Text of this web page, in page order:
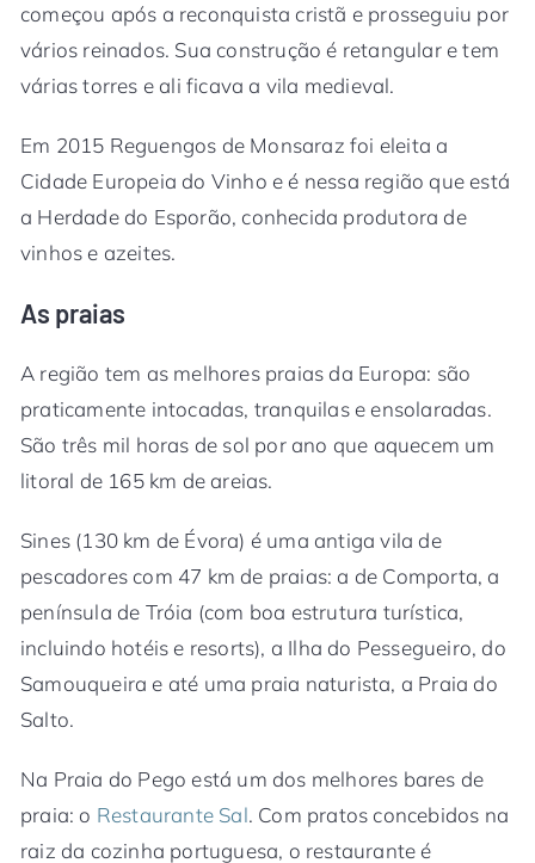
começou após a reconquista cristã e prosseguiu por
vários reinados. Sua construção é retangular e tem
várias torres e ali ficava a vila medieval.
Em 2015 Reguengos de Monsaraz foi eleita a
Cidade Europeia do Vinho e é nessa região que está
a Herdade do Esporão, conhecida produtora de
vinhos e azeites.
As praias
A região tem as melhores praias da Europa: são
praticamente intocadas, tranquilas e ensolaradas.
São três mil horas de sol por ano que aquecem um
litoral de 165 km de areias.
Sines (130 km de Évora) é uma antiga vila de
pescadores com 47 km de praias: a de Comporta, a
península de Tróia (com boa estrutura turística,
incluindo hotéis e resorts), a Ilha do Pessegueiro, do
Samouqueira e até uma praia naturista, a Praia do
Salto.
Na Praia do Pego está um dos melhores bares de
praia: o Restaurante Sal. Com pratos concebidos na
raiz da cozinha portuguesa, o restaurante é